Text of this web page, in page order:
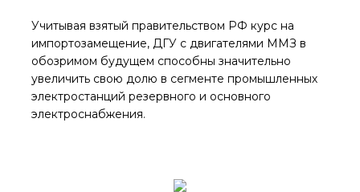
Учитывая взятый правительством РФ курс на
импортозамещение, ДГУ с двигателями ММЗ в
обозримом будущем способны значительно
увеличить свою долю в сегменте промышленных
электростанций резервного и основного
электроснабжения.